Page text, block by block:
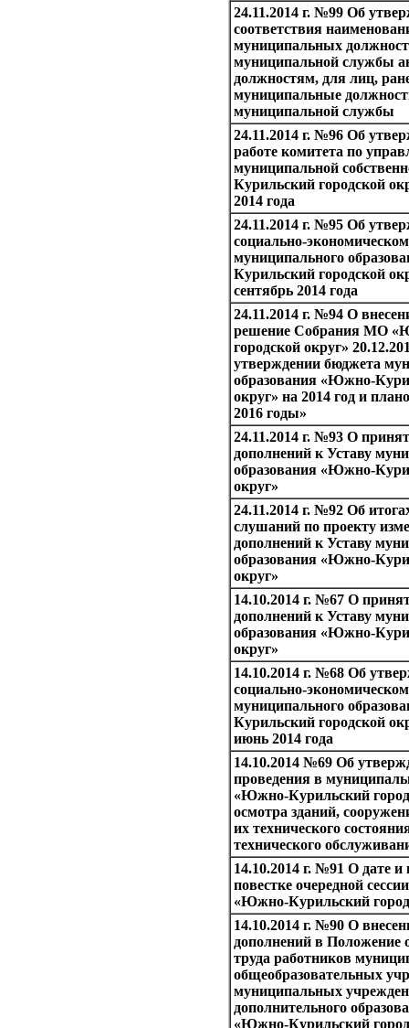
24.11.2014 г. №99 Об
соответствия
муниципальных
муниципальной службы
должностям, для лиц,
муниципальные
муниципальной службы
24.11.2014 г. №96 Об
работе комитета по
муниципальной
Курильский городской
2014 года
24.11.2014 г. №95 Об
социально-
муниципального
Курильский городской
сентябрь 2014 года
24.11.2014 г. №94 О
решение Собрания МО
городской округ»
утверждении бюджета
образования «Южно-
округ» на 2014 год и
2016 годы»
24.11.2014 г. №93 О
дополнений к Уставу
образования «Южно-
округ»
24.11.2014 г. №92 Об
слушаний по проекту
дополнений к Уставу
образования «Южно-
округ»
14.10.2014 г. №67 О
дополнений к Уставу
образования «Южно-
округ»
14.10.2014 г. №68 Об
социально-
муниципального
Курильский городской
июнь 2014 года
14.10.2014 №69 Об
проведения в
«Южно-Курильский
осмотра зданий,
их технического
технического
14.10.2014 г. №91 О дате и
повестке очередной
«Южно-Курильский
14.10.2014 г. №90 О
дополнений в Положение
труда работников
общеобразовательных
муниципальных
дополнительного
«Южно-Курильский